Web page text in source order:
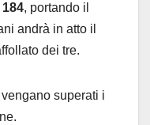
184, portando il
andrà in atto il
dei tre.
superati i